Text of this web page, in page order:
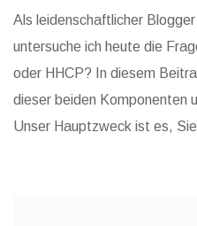
Als leidenschaftlicher
untersuche ich heute die
oder HHCP? In diesem
dieser beiden Komponenten
Unser Hauptzweck ist es,